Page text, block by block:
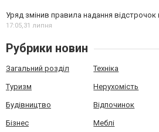
Уряд змінив правила надання відстрочок
17:05,31 липня
Рубрики новин
Загальний розділ Техніка
Туризм Нерухомість
Будівництво Відпочинок
Бізнес Меблі